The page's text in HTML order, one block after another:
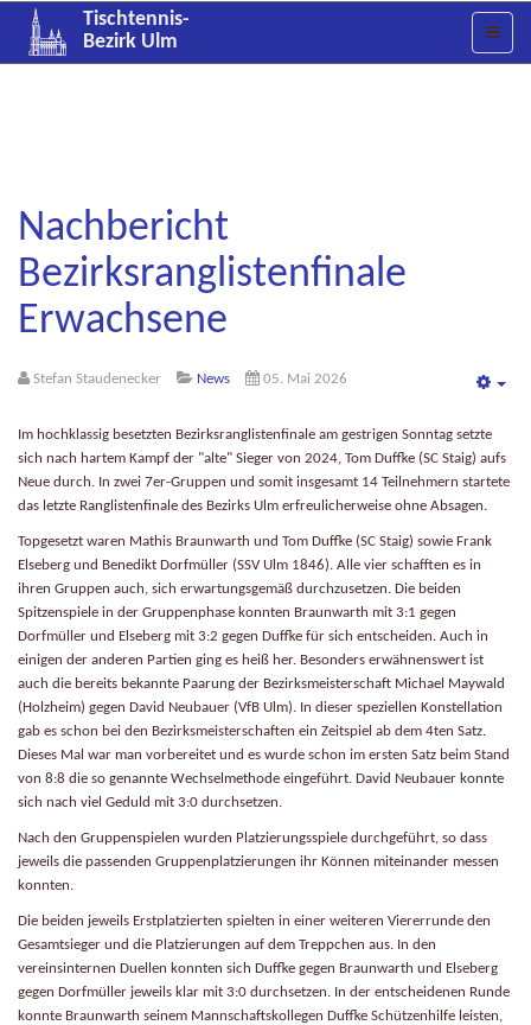
Tischtennis-
Bezirk Ulm
Nachbericht
Bezirksranglistenfinale
Erwachsene
Stefan Staudenecker News 05. Mai 2026
Im hochklassig besetzten Bezirksranglistenfinale am gestrigen Sonntag setzte
sich nach hartem Kampf der "alte" Sieger von 2024, Tom Duffke (SC Staig) aufs
Neue durch. In zwei 7er-Gruppen und somit insgesamt 14 Teilnehmern startete
das letzte Ranglistenfinale des Bezirks Ulm erfreulicherweise ohne Absagen.
Topgesetzt waren Mathis Braunwarth und Tom Duffke (SC Staig) sowie Frank
Elseberg und Benedikt Dorfmüller (SSV Ulm 1846). Alle vier schafften es in
ihren Gruppen auch, sich erwartungsgemäß durchzusetzen. Die beiden
Spitzenspiele in der Gruppenphase konnten Braunwarth mit 3:1 gegen
Dorfmüller und Elseberg mit 3:2 gegen Duffke für sich entscheiden. Auch in
einigen der anderen Partien ging es heiß her. Besonders erwähnenswert ist
auch die bereits bekannte Paarung der Bezirksmeisterschaft Michael Maywald
(Holzheim) gegen David Neubauer (VfB Ulm). In dieser speziellen Konstellation
gab es schon bei den Bezirksmeisterschaften ein Zeitspiel ab dem 4ten Satz.
Dieses Mal war man vorbereitet und es wurde schon im ersten Satz beim Stand
von 8:8 die so genannte Wechselmethode eingeführt. David Neubauer konnte
sich nach viel Geduld mit 3:0 durchsetzen.
Nach den Gruppenspielen wurden Platzierungsspiele durchgeführt, so dass
jeweils die passenden Gruppenplatzierungen ihr Können miteinander messen
konnten.
Die beiden jeweils Erstplatzierten spielten in einer weiteren Viererrunde den
Gesamtsieger und die Platzierungen auf dem Treppchen aus. In den
vereinsinternen Duellen konnten sich Duffke gegen Braunwarth und Elseberg
gegen Dorfmüller jeweils klar mit 3:0 durchsetzen. In der entscheidenen Runde
konnte Braunwarth seinem Mannschaftskollegen Duffke Schützenhilfe leisten,